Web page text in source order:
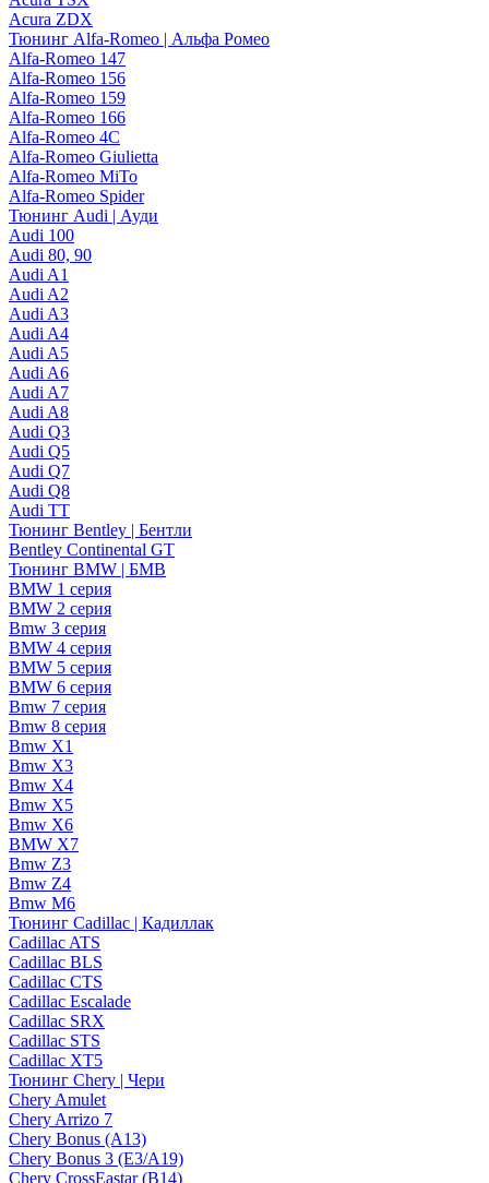
Acura ZDX
Тюнинг Alfa-Romeo | Альфа Ромео
Alfa-Romeo 147
Alfa-Romeo 156
Alfa-Romeo 159
Alfa-Romeo 166
Alfa-Romeo 4C
Alfa-Romeo Giulietta
Alfa-Romeo MiTo
Alfa-Romeo Spider
Тюнинг Audi | Ауди
Audi 100
Audi 80, 90
Audi A1
Audi A2
Audi A3
Audi A4
Audi A5
Audi A6
Audi A7
Audi A8
Audi Q3
Audi Q5
Audi Q7
Audi Q8
Audi TT
Тюнинг Bentley | Бентли
Bentley Continental GT
Тюнинг BMW | БМВ
BMW 1 серия
BMW 2 серия
Bmw 3 серия
BMW 4 серия
BMW 5 серия
BMW 6 серия
Bmw 7 серия
Bmw 8 серия
Bmw X1
Bmw X3
Bmw X4
Bmw X5
Bmw X6
BMW X7
Bmw Z3
Bmw Z4
Bmw М6
Тюнинг Cadillac | Кадиллак
Cadillac ATS
Cadillac BLS
Cadillac CTS
Cadillac Escalade
Cadillac SRX
Cadillac STS
Cadillac XT5
Тюнинг Chery | Чери
Chery Amulet
Chery Arrizo 7
Chery Bonus (A13)
Chery Bonus 3 (E3/A19)
Chery CrossEastar (B14)